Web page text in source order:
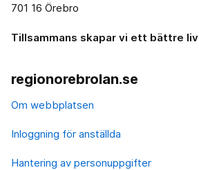
701 16 Örebro
Tillsammans skapar vi ett bättre liv
regionorebrolan.se
Om webbplatsen
Inloggning för anställda
Hantering av personuppgifter